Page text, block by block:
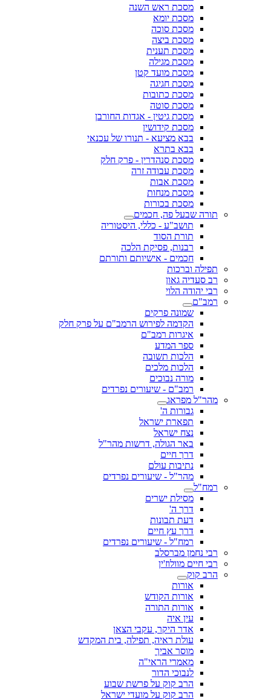
מסכת ראש השנה
מסכת יומא
מסכת סוכה
מסכת ביצה
מסכת תענית
מסכת מגילה
מסכת מועד קטן
מסכת חגיגה
מסכת כתובות
מסכת סוטה
מסכת גיטין - אגדות החורבן
מסכת קידושין
בבא מציעא - תנורו של עכנאי
בבא בתרא
מסכת סנהדרין - פרק חלק
מסכת עבודה זרה
מסכת אבות
מסכת מנחות
מסכת בכורות
תורה שבעל פה, חכמים
תושב"ע - כללי, היסטוריה
תורת הסוד
רבנות, פסיקת הלכה
חכמים - אישיותם ותורתם
תפילה וברכות
רב סעדיה גאון
רבי יהודה הלוי
רמב"ם
שמונה פרקים
הקדמה לפירוש הרמב"ם על פרק חלק
איגרות רמב"ם
ספר המדע
הלכות תשובה
הלכות מלכים
מורה נבוכים
רמב"ם - שיעורים נפרדים
מהר"ל מפראג
גבורות ה'
תפארת ישראל
נצח ישראל
באר הגולה, דרשות מהר"ל
דרך חיים
נתיבות עולם
מהר"ל - שיעורים נפרדים
רמח"ל
מסילת ישרים
דרך ה'
דעת תבונות
דרך עץ חיים
רמח"ל - שיעורים נפרדים
רבי נחמן מברסלב
רבי חיים מוולוז'ין
הרב קוק
אורות
אורות הקודש
אורות התורה
עין איה
אדר היקר, עקבי הצאן
עולת ראיה, תפילה, בית המקדש
מוסר אביך
מאמרי הראי"ה
לנבוכי הדור
הרב קוק על פרשת שבוע
הרב קוק על מועדי ישראל